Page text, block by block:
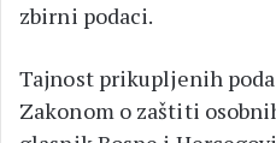
zbirni podaci.
Tajnost prikupljenih
Zakonom o zaštiti